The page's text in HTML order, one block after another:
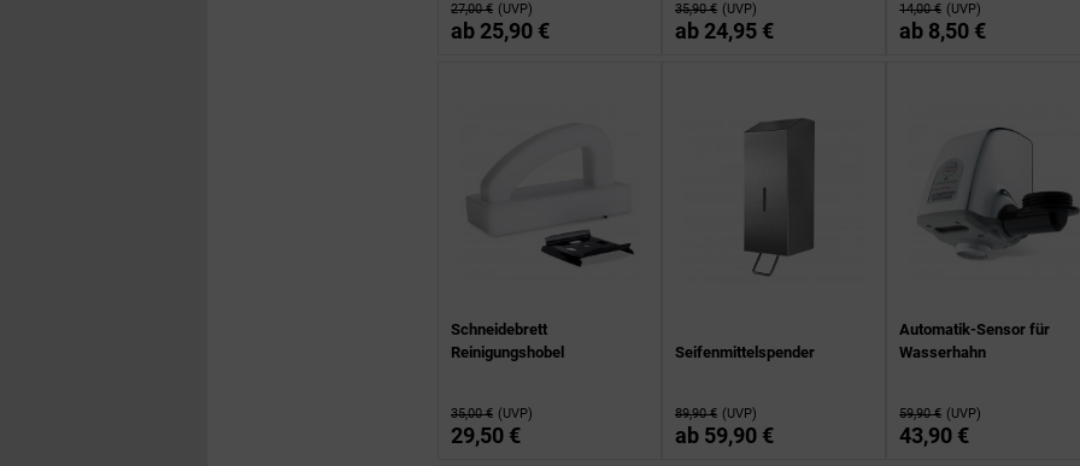
27,00 € (UVP)
ab 25,90 €
35,90 € (UVP)
ab 24,95 €
14,00 € (UVP)
ab 8,50 €
Schneidebrett
Reinigungshobel
35,00 € (UVP)
29,50 €
Seifenmittelspender
89,90 € (UVP)
ab 59,90 €
Automatik-Sensor für
Wasserhahn
59,90 € (UVP)
43,90 €